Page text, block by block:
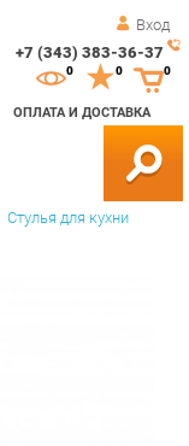
Вход
+7 (343) 383-36-37
ОПЛАТА И ДОСТАВКА
0 0
Стулья для кухни